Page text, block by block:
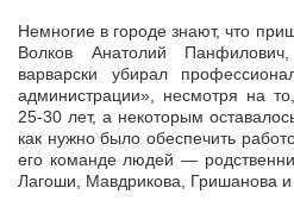
Немногие в городе знают, что
Волков Анатолий
варварски убирал
администрации», несмотря на
25-30 лет, а некоторым
как нужно было обеспечить
его команде людей —
Лагоши, Мавдрикова, Гришанова и